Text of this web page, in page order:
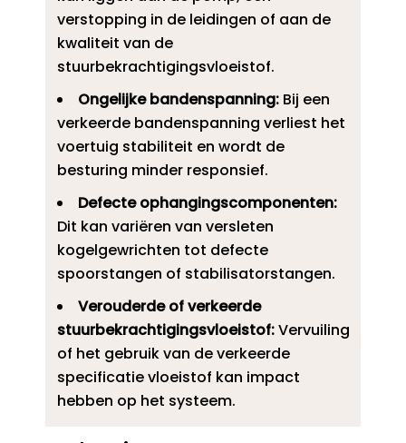
verstopping in de leidingen of aan de
kwaliteit van de
stuurbekrachtigingsvloeistof.​
Ongelijke bandenspanning:Bij een
verkeerde bandenspanning verliest het
voertuig stabiliteit en wordt de
besturing minder responsief.​
Defecte ophangingscomponenten:
Dit kan variëren van versleten
kogelgewrichten tot defecte
spoorstangen of stabilisatorstangen.​
Verouderde of verkeerde
stuurbekrachtigingsvloeistof:Vervuiling
of het gebruik van de verkeerde
specificatie vloeistof kan impact
hebben op het systeem.​